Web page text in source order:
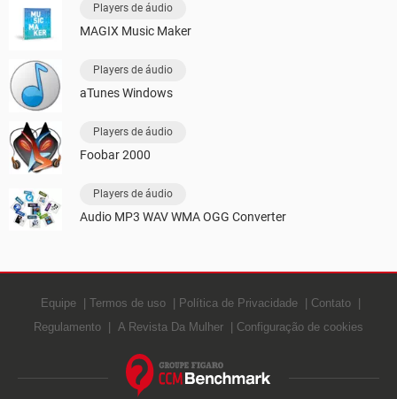
Players de áudio
MAGIX Music Maker
Players de áudio
aTunes Windows
Players de áudio
Foobar 2000
Players de áudio
Audio MP3 WAV WMA OGG Converter
Equipe Termos de uso Política de Privacidade
Contato
Regulamento
A Revista Da Mulher Configuração de cookies